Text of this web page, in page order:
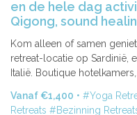
en de hele dag
Qigong, sound
Kom alleen of samen
retreat-locatie op Sardinië,
Italië. Boutique hotelkamers,…
Vanaf €1,400 Yoga
Retreats
Bezinning